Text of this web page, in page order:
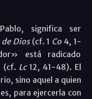
significa ser
Dios(cf. 1 Co 4, 1-
está radicado
(cf. Lc12, 41-48). El
sino aquel a quien
para ejercerla con